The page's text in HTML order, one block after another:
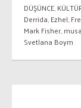
DÜŞÜNCE,
Derrida,Ezhel,
Mark Fisher,
Svetlana Boym